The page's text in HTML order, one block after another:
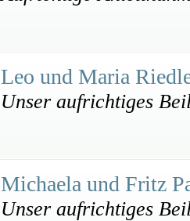
Leo und Maria
Unser aufrichtiges
Michaela und Fritz
Unser aufrichtiges